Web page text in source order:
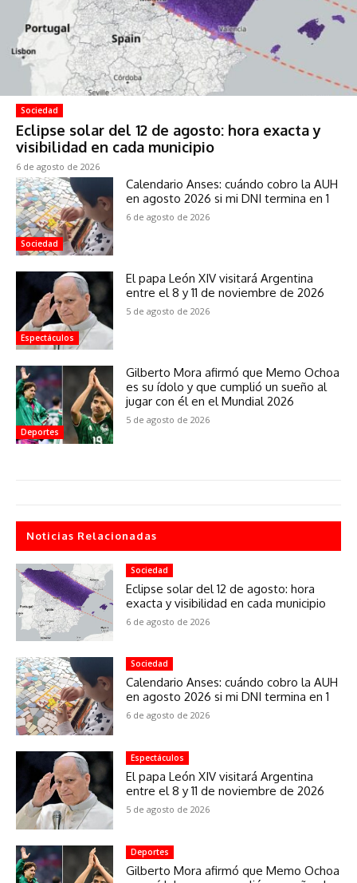
Sociedad
Eclipse solar del 12 de agosto: hora exacta y
visibilidad en cada municipio
6 de agosto de 2026
Sociedad
Calendario Anses: cuándo cobro la AUH
en agosto 2026 si mi DNI termina en 1
6 de agosto de 2026
Espectáculos
El papa León XIV visitará Argentina
entre el 8 y 11 de noviembre de 2026
5 de agosto de 2026
Deportes
Gilberto Mora afirmó que Memo Ochoa
es su ídolo y que cumplió un sueño al
jugar con él en el Mundial 2026
5 de agosto de 2026
Noticias Relacionadas
Sociedad
Eclipse solar del 12 de agosto: hora
exacta y visibilidad en cada municipio
6 de agosto de 2026
Sociedad
Calendario Anses: cuándo cobro la AUH
en agosto 2026 si mi DNI termina en 1
6 de agosto de 2026
Espectáculos
El papa León XIV visitará Argentina
entre el 8 y 11 de noviembre de 2026
5 de agosto de 2026
Deportes
Gilberto Mora afirmó que Memo Ochoa